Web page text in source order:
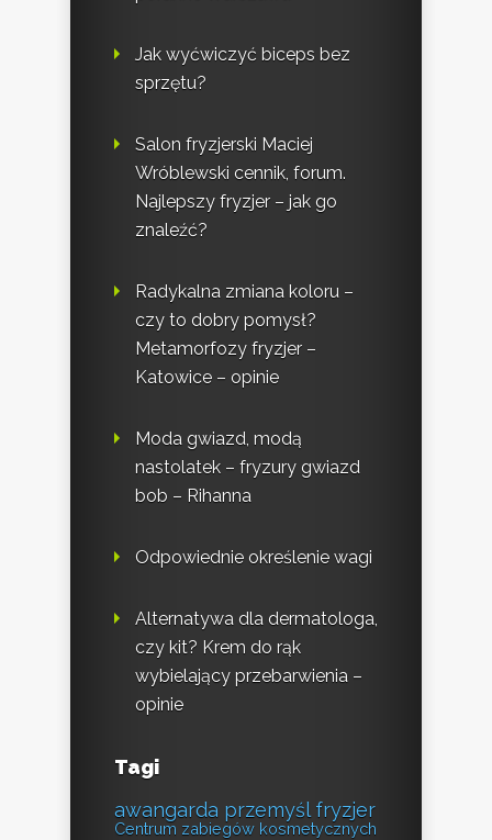
Jak wyćwiczyć biceps bez
sprzętu?
Salon fryzjerski Maciej
Wróblewski cennik, forum.
Najlepszy fryzjer – jak go
znaleźć?
Radykalna zmiana koloru –
czy to dobry pomysł?
Metamorfozy fryzjer –
Katowice – opinie
Moda gwiazd, modą
nastolatek – fryzury gwiazd
bob – Rihanna
Odpowiednie określenie wagi
Alternatywa dla dermatologa,
czy kit? Krem do rąk
wybielający przebarwienia –
opinie
Tagi
awangarda przemyśl fryzjer
Centrum zabiegów kosmetycznych